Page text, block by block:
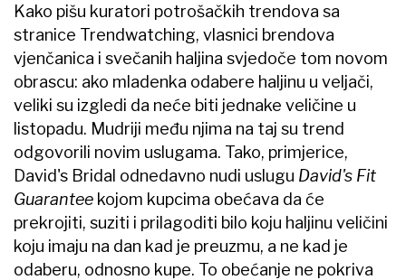
Kako pišu kuratori potrošačkih trendova sa
stranice Trendwatching, vlasnici brendova
vjenčanica i svečanih haljina svjedoče tom novom
obrascu: ako mladenka odabere haljinu u veljači,
veliki su izgledi da neće biti jednake veličine u
listopadu. Mudriji među njima na taj su trend
odgovorili novim uslugama. Tako, primjerice,
David's Bridal odnedavno nudi uslugu David's Fit
Guarantee kojom kupcima obećava da će
prekrojiti, suziti i prilagoditi bilo koju haljinu veličini
koju imaju na dan kad je preuzmu, a ne kad je
odaberu, odnosno kupe. To obećanje ne pokriva